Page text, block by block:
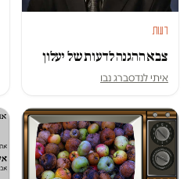
דעות
צבא ההגנה לדעות של יעלון
איתי לנדסברג נבו